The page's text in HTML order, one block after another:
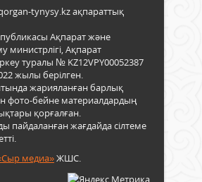
tynysy.kz ақпараттық
Ақпарат және
министрлігі, Ақпарат
туралы № KZ12VPY00052387
жылы берілген.
жарияланған барлық
фото-бейне материалдардың
қорғалған.
пайдаланған жағдайда сілтеме
медиа»ЖШС.